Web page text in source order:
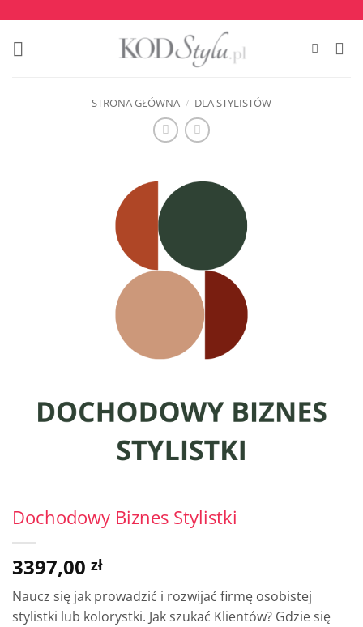
zawartości
STRONA GŁÓWNA / DLA STYLISTÓW
Dochodowy Biznes Stylistki
3397,00 zł
Naucz się jak prowadzić i rozwijać firmę osobistej
stylistki lub kolorystki. Jak szukać Klientów? Gdzie się